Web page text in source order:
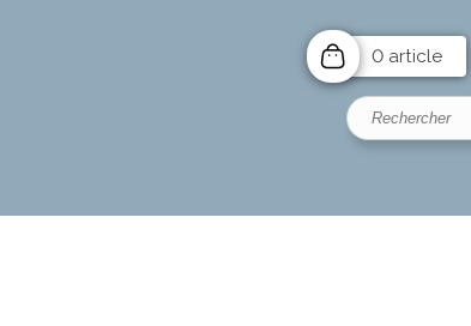
0 article